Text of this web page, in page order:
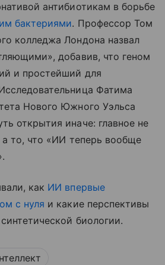
антибиотикам в борьбе
бактериями. Профессор Том
колледжа Лондона назвал
добавив, что геном
и простейший для
Фатима
Нового Южного Уэльса
открытия иначе: главное не
то, что «ИИ теперь вообще
как ИИ впервые
с нуля и какие перспективы
биологии.